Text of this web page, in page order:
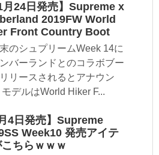
月24日発売】Supreme x
2019FW World
Front Country Boot
のシュプリームWeek 14に
バーランドとのコラボブー
リースされるとアナウン
モデルはWorld Hiker F...
月4日発売】Supreme
Week10 発売アイテ
ちらｗｗｗ